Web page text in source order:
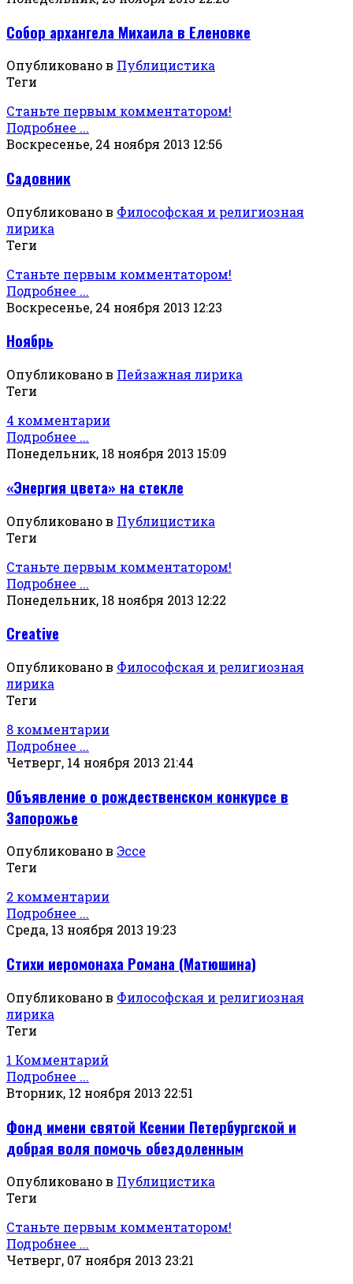
Собор архангела Михаила в Еленовке
Опубликовано в Публицистика
Теги
Станьте первым комментатором!
Подробнее ...
Воскресенье, 24 ноября 2013 12:56
Садовник
Опубликовано в Философская и религиозная
лирика
Теги
Станьте первым комментатором!
Подробнее ...
Воскресенье, 24 ноября 2013 12:23
Ноябрь
Опубликовано в Пейзажная лирика
Теги
4 комментарии
Подробнее ...
Понедельник, 18 ноября 2013 15:09
«Энергия цвета» на стекле
Опубликовано в Публицистика
Теги
Станьте первым комментатором!
Подробнее ...
Понедельник, 18 ноября 2013 12:22
Creative
Опубликовано в Философская и религиозная
лирика
Теги
8 комментарии
Подробнее ...
Четверг, 14 ноября 2013 21:44
Объявление о рождественском конкурсе в
Запорожье
Опубликовано в Эссе
Теги
2 комментарии
Подробнее ...
Среда, 13 ноября 2013 19:23
Стихи иеромонаха Романа (Матюшина)
Опубликовано в Философская и религиозная
лирика
Теги
1 Комментарий
Подробнее ...
Вторник, 12 ноября 2013 22:51
Фонд имени святой Ксении Петербургской и
добрая воля помочь обездоленным
Опубликовано в Публицистика
Теги
Станьте первым комментатором!
Подробнее ...
Четверг, 07 ноября 2013 23:21